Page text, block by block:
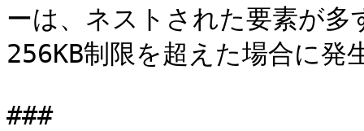
ーは、ネストされた要素が
256KB制限を超えた場合に発
###